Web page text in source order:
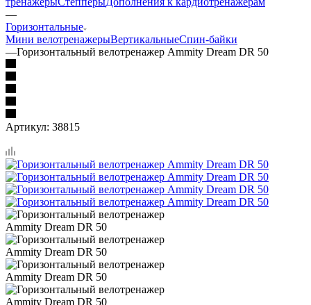
—
Горизонтальные
Мини велотренажерыВертикальныеСпин-байки
—Горизонтальный велотренажер Ammity Dream DR 50
Артикул: 38815